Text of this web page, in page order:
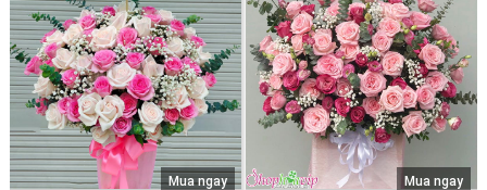
Mua ngay Mua ngay